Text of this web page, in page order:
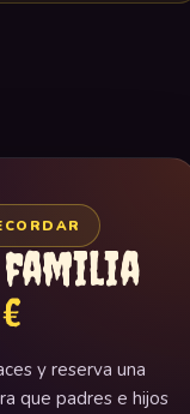
familia
y reserva una
que padres e hijos